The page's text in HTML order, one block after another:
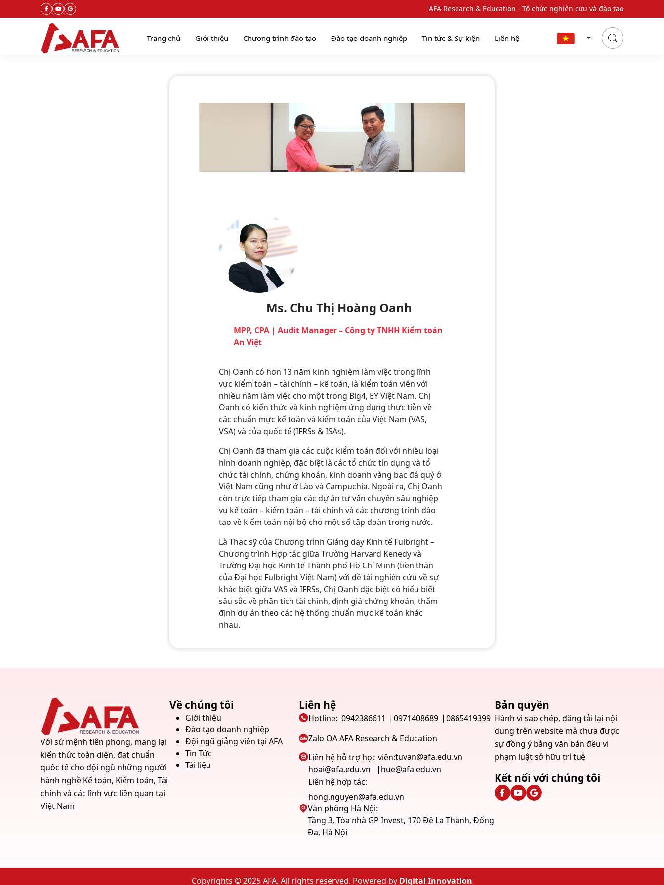
AFA Research & Education - Tổ chức nghiên cứu và đào tạo
Trang chủ Giới thiệu Chương trình đào tạo Đào tạo doanh nghiệp Tin tức & Sự kiện Liên hệ
Ms. Chu Thị Hoàng Oanh
MPP, CPA | Audit Manager – Công ty TNHH Kiểm toán
An Việt
Chị Oanh có hơn 13 năm kinh nghiệm làm việc trong lĩnh
vực kiểm toán – tài chính – kế toán, là kiểm toán viên với
nhiều năm làm việc cho một trong Big4, EY Việt Nam. Chị
Oanh có kiến thức và kinh nghiệm ứng dụng thực tiễn về
các chuẩn mực kế toán và kiểm toán của Việt Nam (VAS,
VSA) và của quốc tế (IFRSs & ISAs).
Chị Oanh đã tham gia các cuộc kiểm toán đối với nhiều loại
hình doanh nghiệp, đặc biệt là các tổ chức tín dụng và tổ
chức tài chính, chứng khoán, kinh doanh vàng bạc đá quý ở
Việt Nam cũng như ở Lào và Campuchia. Ngoài ra, Chị Oanh
còn trực tiếp tham gia các dự án tư vấn chuyên sâu nghiệp
vụ kế toán – kiểm toán – tài chính và các chương trình đào
tạo về kiểm toán nội bộ cho một số tập đoàn trong nước.
Là Thạc sỹ của Chương trình Giảng dạy Kinh tế Fulbright –
Chương trình Hợp tác giữa Trường Harvard Kenedy và
Trường Đại học Kinh tế Thành phố Hồ Chí Minh (tiền thân
của Đại học Fulbright Việt Nam) với đề tài nghiên cứu về sự
khác biệt giữa VAS và IFRSs, Chị Oanh đặc biệt có hiểu biết
sâu sắc về phân tích tài chính, định giá chứng khoán, thẩm
định dự án theo các hệ thống chuẩn mực kế toán khác
nhau.
Với sứ mệnh tiên phong, mang lại
kiến thức toàn diện, đạt chuẩn
quốc tế cho đội ngũ những người
hành nghề Kế toán, Kiểm toán, Tài
chính và các lĩnh vực liên quan tại
Việt Nam
Về chúng tôi
Giới thiệu
Đào tạo doanh nghiệp
Đội ngũ giảng viên tại AFA
Tin Tức
Tài liệu
Liên hệ
Hotline: 0942386611 0971408689
0865419399
Zalo OA AFA Research & Education
Liên hệ hỗ trợ học viên:tuvan@afa.edu.vn
hoai@afa.edu.vn
hue@afa.edu.vn
Liên hệ hợp tác:
hong.nguyen@afa.edu.vn
Văn phòng Hà Nội:
Tầng 3, Tòa nhà GP Invest, 170 Đê La Thành, Đống
Đa, Hà Nội
Bản quyền
Hành vi sao chép, đăng tải lại nội
dung trên website mà chưa được
sự đồng ý bằng văn bản đều vi
phạm luật sở hữu trí tuệ
Kết nối với chúng tôi
Copyrights © 2025 AFA. All rights reserved. Powered by Digital Innovation